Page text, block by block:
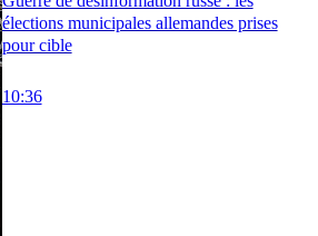
élections municipales allemandes prises
pour cible
10:36